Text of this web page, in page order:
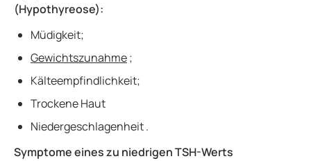
(Hypothyreose):
Müdigkeit;
Gewichtszunahme;
Kälteempfindlichkeit;
Trockene Haut
Niedergeschlagenheit .
Symptome eines zu niedrigen TSH-Werts